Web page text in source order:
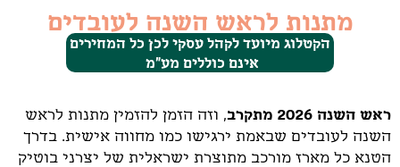
מתנות לראש השנה לעובדים
הקטלוג מיועד לקהל עסקי לכן כל המחירים
אינם כוללים מע"מ
ראש השנה 2026 מתקרב
, וזה הזמן להזמין מתנות לראש
השנה לעובדים שבאמת ירגישו כמו מחווה אישית. בדרך
הטנא כל מארז מורכב מתוצרת ישראלית של יצרני בוטיק